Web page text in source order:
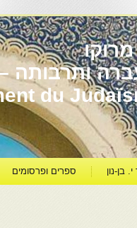
du
בן-נון ספרים ופרסומים